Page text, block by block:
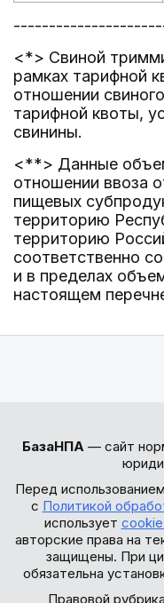
<*> Свиной
рамках тарифной
отношении
тарифной квоты,
свинины.
<**> Данные
отношении ввоза
пищевых
территорию
территорию
соответственно
и в пределах
настоящем
БазаНПА — сайт
Перед
с Политикой
использует
авторские права на
защищены. При
обязательна
Правовой